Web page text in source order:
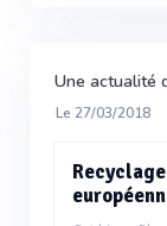
Une actualité
Le 27/03/2018